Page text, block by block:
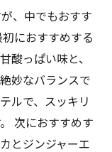
、中でもおすす
におすすめする
酸っぱい味と、
妙なバランスで
ルで、スッキリ
次におすすめす
とジンジャーエ